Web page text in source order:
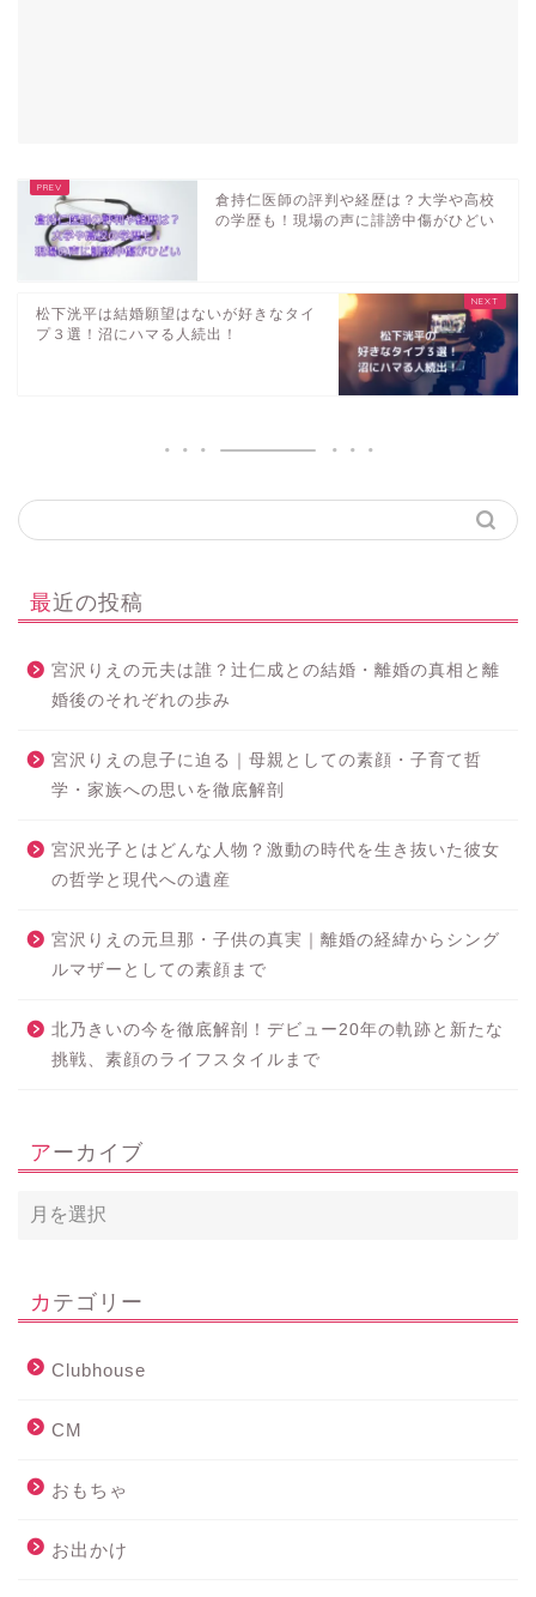
倉持仁医師の評判や経歴は？大学や高校
の学歴も！現場の声に誹謗中傷がひどい
松下洸平は結婚願望はないが好きなタイ
プ３選！沼にハマる人続出！
最近の投稿
宮沢りえの元夫は誰？辻仁成との結婚・離婚の真相と離
婚後のそれぞれの歩み
宮沢りえの息子に迫る｜母親としての素顔・子育て哲
学・家族への思いを徹底解剖
宮沢光子とはどんな人物？激動の時代を生き抜いた彼女
の哲学と現代への遺産
宮沢りえの元旦那・子供の真実｜離婚の経緯からシング
ルマザーとしての素顔まで
北乃きいの今を徹底解剖！デビュー20年の軌跡と新たな
挑戦、素顔のライフスタイルまで
アーカイブ
カテゴリー
Clubhouse
CM
おもちゃ
お出かけ